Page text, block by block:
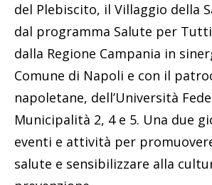
del Plebiscito, il Villaggio della
dal programma Salute per
dalla Regione Campania in
Comune di Napoli e con il
napoletane, dell’Università
Municipalità 2, 4 e 5. Una due
eventi e attività per
salute e sensibilizzare alla